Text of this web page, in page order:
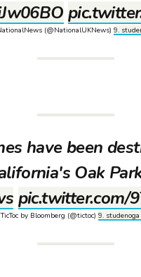
(@NationalUKNews) 9.
have been
Oak
pic.twitter.com/
by Bloomberg (@tictoc) 9.